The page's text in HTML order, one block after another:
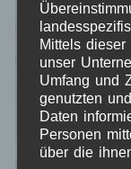
Mittels dieser
unser
Umfang und
genutzten
Daten
Personen
über die